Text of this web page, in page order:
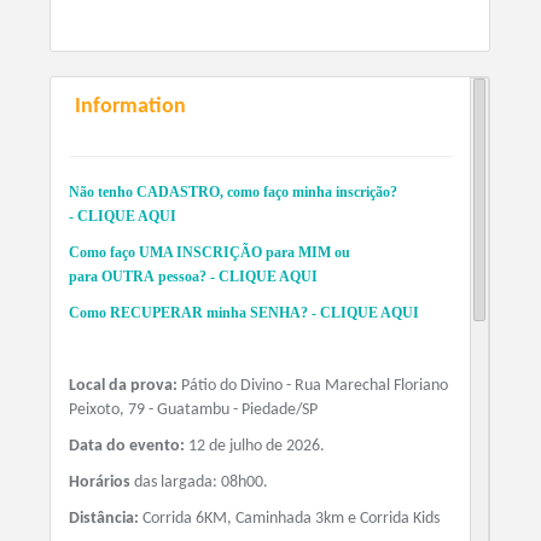
Information
Não tenho CADASTRO, como faço minha inscrição?
- CLIQUE AQUI
Como faço UMA INSCRIÇÃO para MIM ou
para OUTRA pessoa? - CLIQUE AQUI
Como RECUPERAR minha SENHA? - CLIQUE AQUI
Local da prova: Pátio do Divino - Rua Marechal Floriano
Peixoto, 79 - Guatambu - Piedade/SP
Data do evento: 12 de julho de 2026.
Horários das largada: 08h00.
Distância:Corrida 6KM, Caminhada 3km e Corrida Kids